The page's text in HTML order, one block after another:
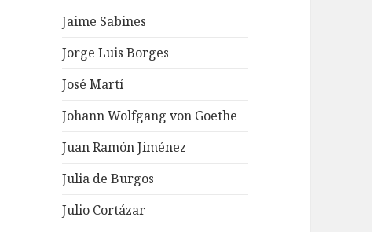
Jaime Sabines
Jorge Luis Borges
José Martí
Johann Wolfgang von Goethe
Juan Ramón Jiménez
Julia de Burgos
Julio Cortázar